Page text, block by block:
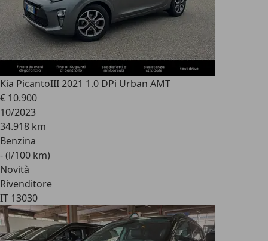
Kia PicantoIII 2021 1.0 DPi Urban AMT
€ 10.900
10/2023
34.918 km
Benzina
- (l/100 km)
Novità
Rivenditore
IT 13030